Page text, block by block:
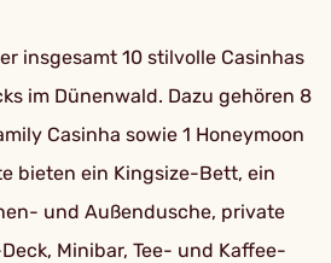
insgesamt 10 stilvolle Casinhas
im Dünenwald. Dazu gehören 8
Casinha sowie 1 Honeymoon
bieten ein Kingsize-Bett, ein
und Außendusche, private
Minibar, Tee- und Kaffee-